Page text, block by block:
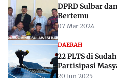
DPRD Sulbar
Bertemu
07 Mar 2024
DAERAH
22 PLTS di
Partisipasi
20 Jun 2025